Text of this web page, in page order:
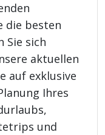
die besten
Sie sich
aktuellen
auf exklusive
Ihres
und